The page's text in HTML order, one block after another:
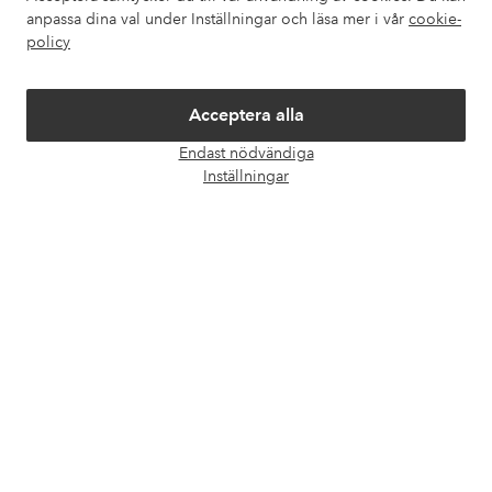
anpassa dina val under Inställningar och läsa mer i vår cookie-
policy
Acceptera alla
Endast nödvändiga
Inställningar
Om Ellos